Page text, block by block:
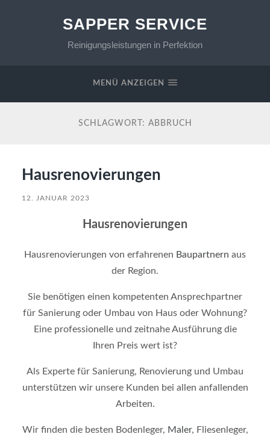
SAPPER SERVICE
Reinigungsleistungen in Perfektion
MENÜ ANZEIGEN
SCHLAGWORT: ABBRUCH
Hausrenovierungen
12. JANUAR 2023
Hausrenovierungen
Hausrenovierungen von erfahrenen Baupartnern aus
der Region.
Sie benötigen einen kompetenten Ansprechpartner
für Sanierung oder Umbau von Haus oder Wohnung?
Eine professionelle und zeitnahe Ausführung die
Ihren Preis wert ist?
Als Experte für Sanierung, Renovierung und Umbau
unterstützen wir unsere Kunden bei allen anfallenden
Arbeiten.
Wir finden die besten Bodenleger, Maler, Fliesenleger,